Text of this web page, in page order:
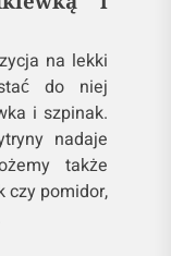
na lekki
do niej
i szpinak.
nadaje
także
czy pomidor,